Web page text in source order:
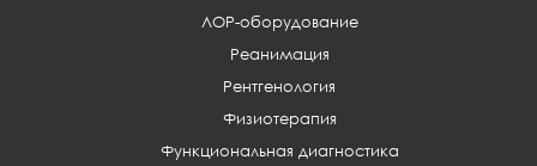
ЛОР-оборудование
Реанимация
Рентгенология
Физиотерапия
Функциональная диагностика